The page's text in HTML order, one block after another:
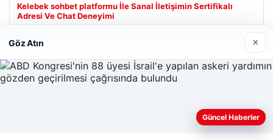
Kelebek sohbet platformu İle Sanal İletişimin Sertifikalı
Adresi Ve Chat Deneyimi
Son Eklenen Firmalar
Web sitemizi nasıl kullandığınızı daha iyi anlayabilmek,
Göz Atın ×
Güncel Haberler